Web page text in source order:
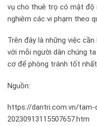
vụ cho thuê trọ có mật độ
nghiêm các vi phạm theo
Trên đây là những việc
với mỗi người dân chúng
cơ để phòng tránh tốt
Nguồn:
https://dantri.com.vn/
20230913115507657.htm